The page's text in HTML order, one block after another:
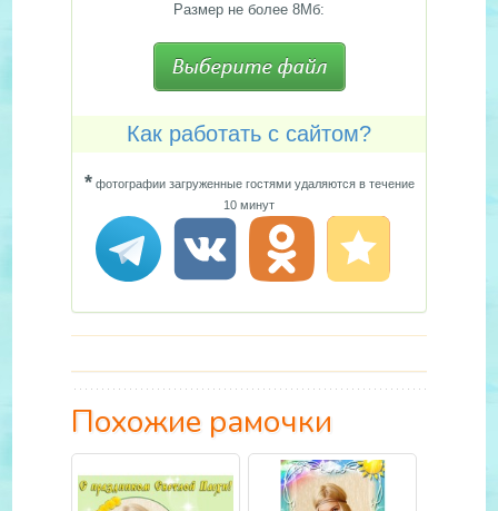
Размер не более 8Мб:
Как работать с сайтом?
*фотографии загруженные гостями удаляются в течение
10 минут
Похожие рамочки